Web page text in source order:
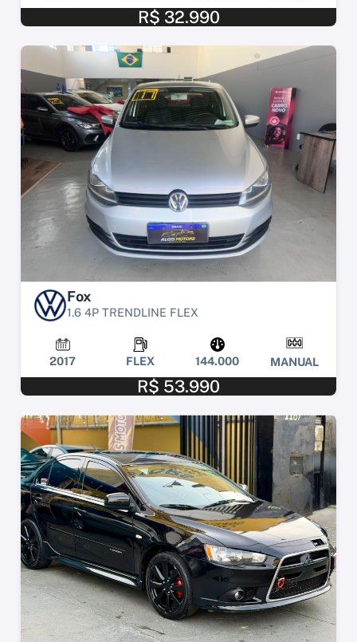
R$ 32.990
Fox
1.6 4P TRENDLINE FLEX
2017 FLEX 144.000 MANUAL
R$ 53.990